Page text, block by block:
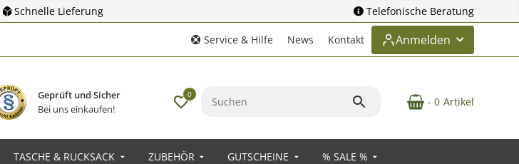
Schnelle Lieferung Telefonische Beratung
Service & Hilfe News Kontakt Anmelden
Geprüft und Sicher
Bei uns einkaufen!
0
- 0 Artikel
TASCHE & RUCKSACK ZUBEHÖR GUTSCHEINE % SALE %